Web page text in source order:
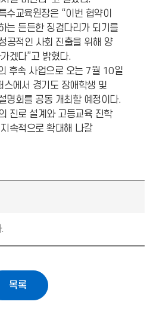
수교육원장은 “이번 협약이
는 든든한 징검다리가 되기를
공적인 사회 진출을 위해 양
겠다”고 밝혔다.
후속 사업으로 오는 7월 10일
스에서 경기도 장애학생 및
명회를 공동 개최할 예정이다.
진로 설계와 고등교육 진학
속적으로 확대해 나갈